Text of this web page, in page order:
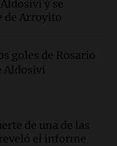
de Facundo
la perimetral
y se
de Arroyito
goles de Rosario
Aldosivi
de una de las
el informe